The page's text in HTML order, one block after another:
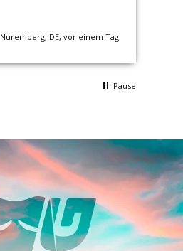
Nuremberg, DE, vor einem Tag
Pause